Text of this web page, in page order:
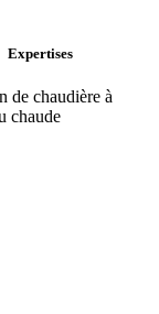
Expertises
de chaudière à
chaude